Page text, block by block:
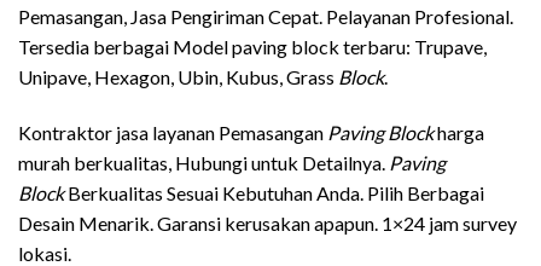
Pemasangan, Jasa Pengiriman Cepat. Pelayanan Profesional.
Tersedia berbagai Model paving block terbaru: Trupave,
Unipave, Hexagon, Ubin, Kubus, Grass Block.
Kontraktor jasa layanan Pemasangan Paving Blockharga
murah berkualitas, Hubungi untuk Detailnya. Paving
BlockBerkualitas Sesuai Kebutuhan Anda. Pilih Berbagai
Desain Menarik. Garansi kerusakan apapun. 1×24 jam survey
lokasi.